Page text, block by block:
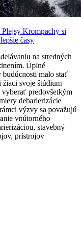
Krompachy si
časy
na stredných
Úplné
budúcnosti malo stať
žiaci svoje štúdium
vyberať predovšetkým
debarierizácie
výzvy sa považujú
vnútorného
stavebný
prístrojov